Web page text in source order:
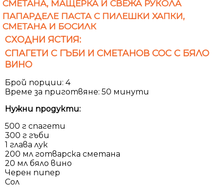
СМЕТАНА, МАЩЕРКА И СВЕЖА РУКОЛА
ПАПАРДЕЛЕ ПАСТА С ПИЛЕШКИ ХАПКИ,
СМЕТАНА И БОСИЛК
СХОДНИ ЯСТИЯ:
СПАГЕТИ С ГЪБИ И СМЕТАНОВ СОС С БЯЛО
ВИНО
Брой порции: 4
Време за приготвяне: 50 минути
Нужни продукти:
500 г спагети
300 г гъби
1 глава лук
200 мл готварска сметана
20 мл бяло вино
Черен пипер
Сол